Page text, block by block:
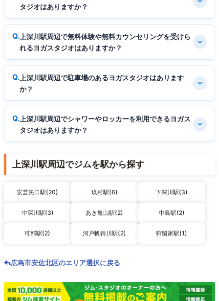
タジオはありますか？
上深川駅周辺で無料体験や無料カウンセリングを受けら
れるヨガスタジオはありますか？
上深川駅周辺で駐車場のあるヨガスタジオはあります
か？
上深川駅周辺でシャワーやロッカーを利用できるヨガス
タジオはありますか？
上深川駅周辺でジムを駅から探す
安芸矢口駅(20) 玖村駅(6) 下深川駅(3)
中深川駅(3) あき亀山駅(2) 中島駅(2)
可部駅(2) 河戸帆待川駅(2) 狩留家駅(1)
広島市安佐北区のエリア選択に戻る